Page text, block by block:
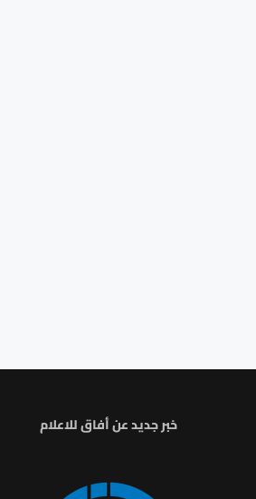
خبر جديد عن أفاق للاعلام